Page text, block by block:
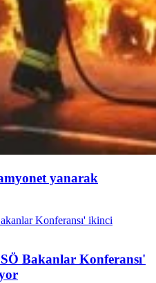
yanarak
Bakanlar Konferansı'